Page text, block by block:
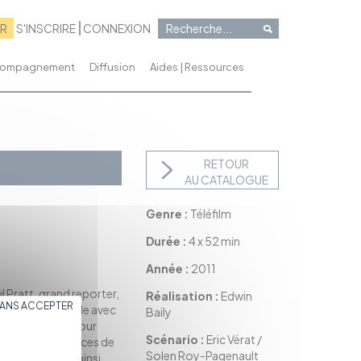
S'INSCRIRE CONNEXION
Diffusion Aides | Ressources
Pratt, grand reporter,
que son couple avec
son enfance pour
sur les traces de
Il sera ainsi
RETOUR
AU CATALOGUE
Genre : Téléfilm
Durée : 4 x 52 min
Année : 2011
Réalisation : Edwin
Baily
Scénario : Eric Vérat /
Solen Roy-Pagenault
ACCEPTER